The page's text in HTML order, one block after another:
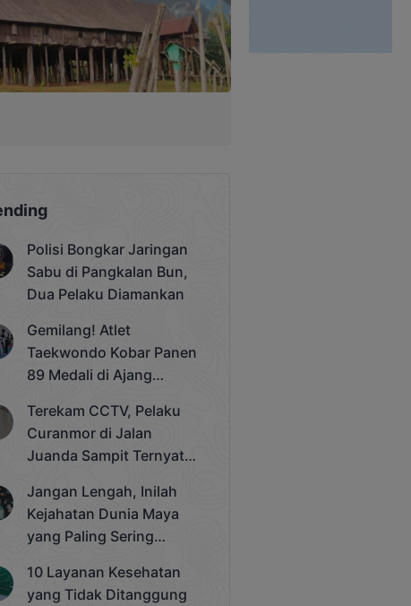
Polisi Bongkar Jaringan
Sabu di Pangkalan Bun,
Dua Pelaku Diamankan
Gemilang! Atlet
Taekwondo Kobar Panen
89 Medali di Ajang
Cup 2025
Terekam CCTV, Pelaku
Curanmor di Jalan
Juanda Sampit Ternyata
Jangan Lengah, Inilah
Kejahatan Dunia Maya
yang Paling Sering
10 Layanan Kesehatan
yang Tidak Ditanggung